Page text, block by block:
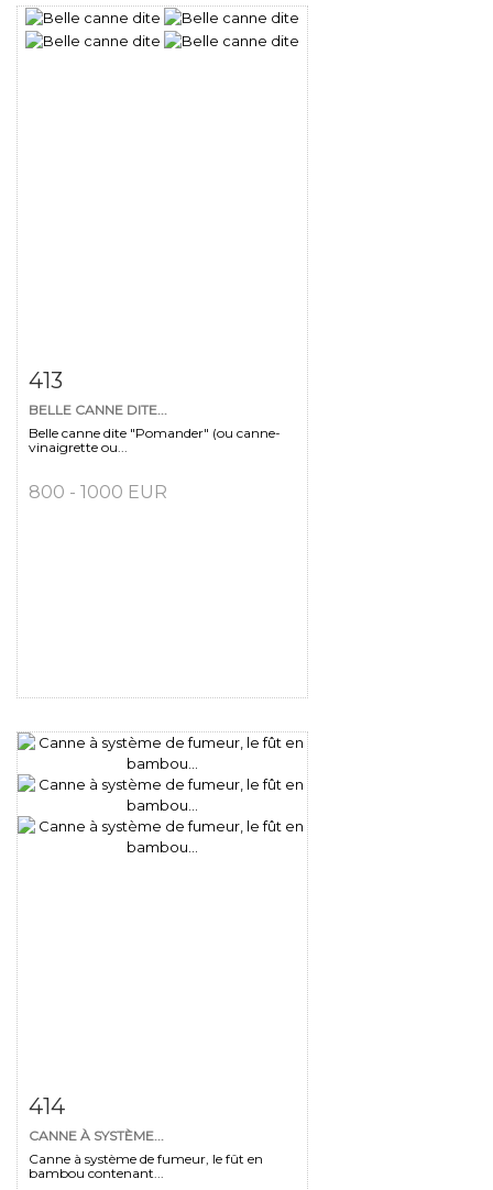
Fiche détaillée
413
BELLE CANNE DITE...
Belle canne dite "Pomander" (ou canne-
vinaigrette ou...
800 - 1000 EUR
Fiche détaillée
414
CANNE À SYSTÈME...
Canne à système de fumeur, le fût en
bambou contenant...